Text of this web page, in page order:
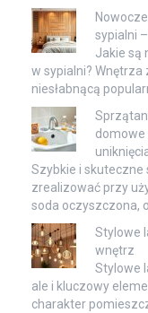
sypialni
Jakie są
w sypialni?
niesłabnącą
domowe
Szybkie i
zrealizować przy
soda oczyszczona,
Stylowe
wnętrz
Stylowe
ale i kluczowy
charakter